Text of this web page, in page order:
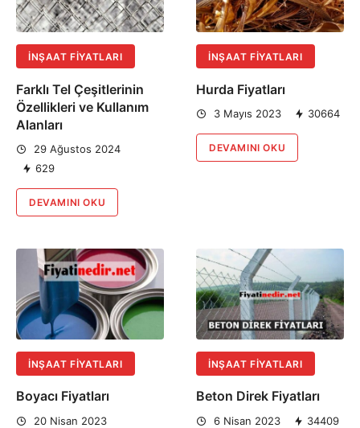
İNŞAAT FIYATLARI
Farklı Tel Çeşitlerinin
Özellikleri ve Kullanım
Alanları
29 Ağustos 2024
629
DEVAMINI OKU
İNŞAAT FIYATLARI
Hurda Fiyatları
3 Mayıs 2023 30664
DEVAMINI OKU
İNŞAAT FIYATLARI
Boyacı Fiyatları
20 Nisan 2023
İNŞAAT FIYATLARI
Beton Direk Fiyatları
6 Nisan 2023 34409